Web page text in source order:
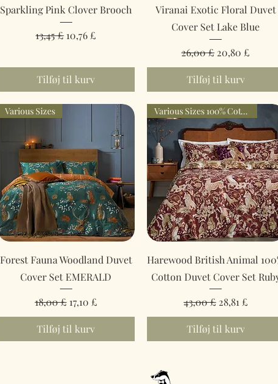
Hurtigvisning
Sparkling Pink Clover Brooch
Regulær pris
13,45 £ Salgspris
10,76 £
Tilføj til kurv
Hurtigvisning
Viranai Exotic Floral Duvet
Cover Set Lake Blue
Regulær pris
26,00 £ Salgspris
20,80 £
Tilføj til kurv
Hurtigvisning
Various Sizes
Forest Fauna Woodland Duvet
Cover Set EMERALD
Regulær pris
18,00 £ Salgspris
17,10 £
Tilføj til kurv
Hurtigvisning
Various Sizes 100% Cotton
Harewood British Animal
Cotton Duvet Cover Set
Regulær pris
43,00 £ Salgspris
28,81 £
Tilføj til kurv